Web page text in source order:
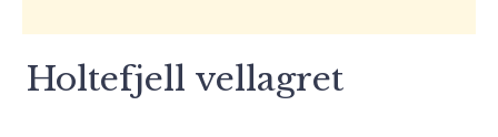
Holtefjell vellagret